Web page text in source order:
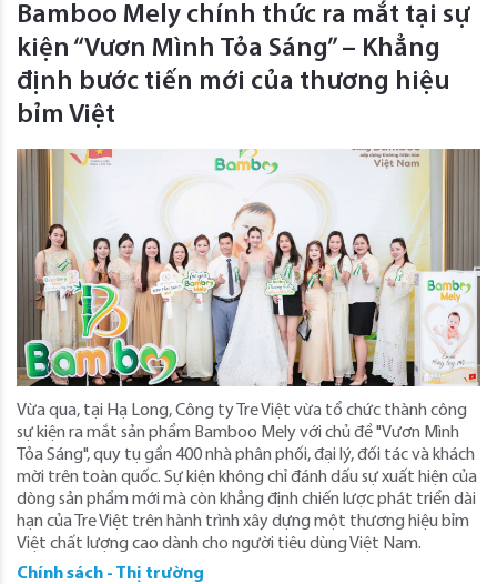
Bamboo Mely chính thức ra mắt tại sự
kiện “Vươn Mình Tỏa Sáng” – Khẳng
định bước tiến mới của thương hiệu
bỉm Việt
Vừa qua, tại Hạ Long, Công ty Tre Việt vừa tổ chức thành công
sự kiện ra mắt sản phẩm Bamboo Mely với chủ đề "Vươn Mình
Tỏa Sáng", quy tụ gần 400 nhà phân phối, đại lý, đối tác và khách
mời trên toàn quốc. Sự kiện không chỉ đánh dấu sự xuất hiện của
dòng sản phẩm mới mà còn khẳng định chiến lược phát triển dài
hạn của Tre Việt trên hành trình xây dựng một thương hiệu bỉm
Việt chất lượng cao dành cho người tiêu dùng Việt Nam.
Chính sách - Thị trường